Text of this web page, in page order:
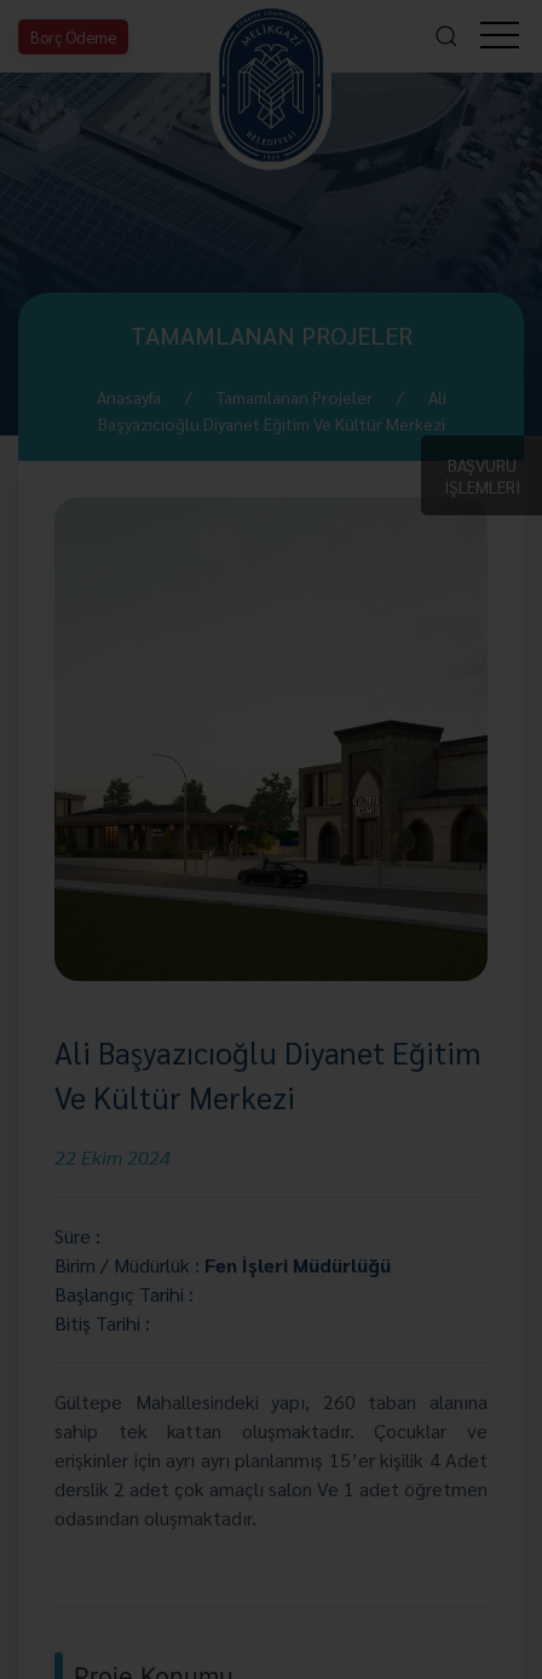
Borç Ödeme
BAŞVURU
İŞLEMLERİ
TAMAMLANAN PROJELER
Anasayfa Tamamlanan Projeler
Ali
Başyazıcıoğlu Diyanet Eğitim Ve Kültür Merkezi
Ali Başyazıcıoğlu Diyanet Eğitim
Ve Kültür Merkezi
22 Ekim 2024
Süre :
Birim / Müdürlük : Fen İşleri Müdürlüğü
Başlangıç Tarihi :
Bitiş Tarihi :
Gültepe Mahallesindeki yapı, 260 taban alanına
sahip tek kattan oluşmaktadır. Çocuklar ve
erişkinler için ayrı ayrı planlanmış 15’er kişilik 4 Adet
derslik 2 adet çok amaçlı salon Ve 1 adet öğretmen
odasından oluşmaktadır.